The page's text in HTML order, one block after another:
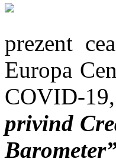
prezent
Europa
COVID-
privind